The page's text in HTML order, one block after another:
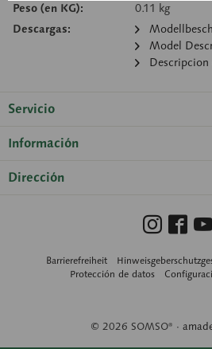
Peso (en KG):
0.11 kg
Descargas:
Model
Servicio
Información
Dirección
© 2026 SOMSO® ·
Barrierefreiheit
Protección de datos